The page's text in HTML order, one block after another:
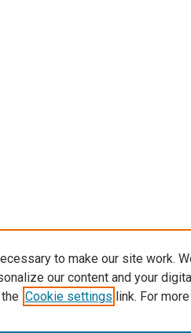
to make our site work.
our content and your
Cookie settings link. For